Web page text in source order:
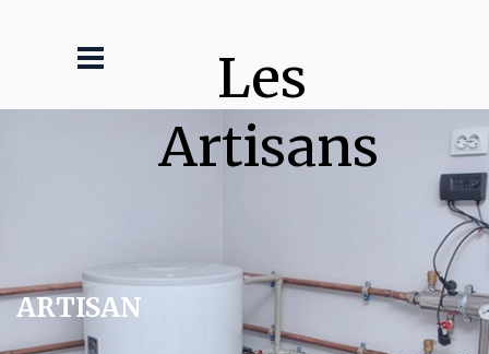
Les
Artisans
ARTISAN